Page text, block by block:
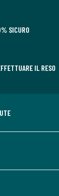
SICURO
IL RESO